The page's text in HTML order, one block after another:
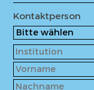
Kontaktperson